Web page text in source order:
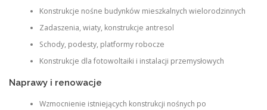
Konstrukcje nośne budynków mieszkalnych wielorodzinnych
Zadaszenia, wiaty, konstrukcje antresol
Schody, podesty, platformy robocze
Konstrukcje dla fotowoltaiki i instalacji przemysłowych
Naprawy i renowacje
Wzmocnienie istniejących konstrukcji nośnych po